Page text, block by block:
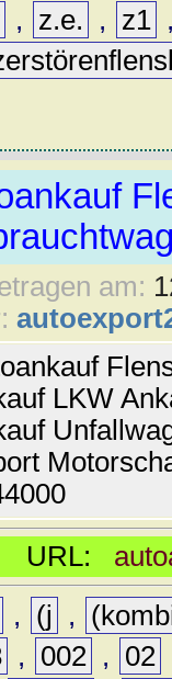
, z.e. , z1
am:
LKW
URL:
, (j ,
, 002 , 02